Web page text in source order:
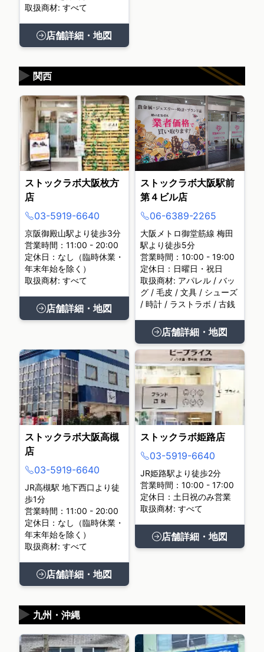
取扱商材: すべて
店舗詳細・地図
関西
▶
ストックラボ大阪枚方
店
03-5919-6640
京阪御殿山駅より徒歩3分
営業時間：11:00 - 20:00
定休日：なし（臨時休業・
年末年始を除く）
取扱商材: すべて
店舗詳細・地図
ストックラボ大阪駅前
第４ビル店
06-6389-2265
大阪メトロ御堂筋線 梅田
駅より徒歩5分
営業時間：10:00 - 19:00
定休日：日曜日・祝日
取扱商材: アパレル / バッ
グ / 毛皮 / 文具 / シューズ
/ 時計 / ラストラボ / 古銭
店舗詳細・地図
ストックラボ大阪高槻
店
03-5919-6640
JR高槻駅 地下西口より徒
歩1分
営業時間：11:00 - 20:00
定休日：なし（臨時休業・
年末年始を除く）
取扱商材: すべて
店舗詳細・地図
ストックラボ姫路店
03-5919-6640
JR姫路駅より徒歩2分
営業時間：10:00 - 17:00
定休日：土日祝のみ営業
取扱商材: すべて
店舗詳細・地図
九州・沖縄
▶